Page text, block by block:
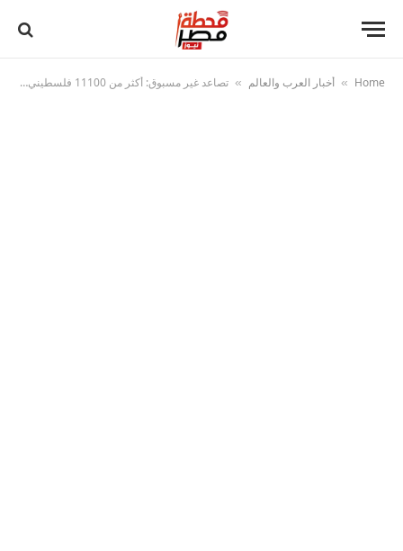
Home
» أخبار العرب والعالم » تصاعد غير مسبوق: أكثر من 11100 فلسطيني في سجون الاحتلال الإسرائيلي